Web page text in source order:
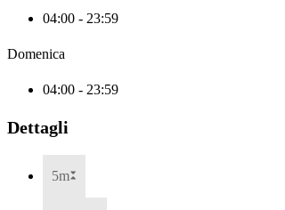
04:00 - 23:59
Domenica
04:00 - 23:59
Dettagli
5m